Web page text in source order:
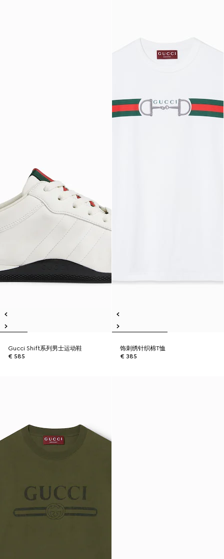
Gucci Shift系列男士运动鞋
€ 585
饰刺绣针织棉T恤
€ 385